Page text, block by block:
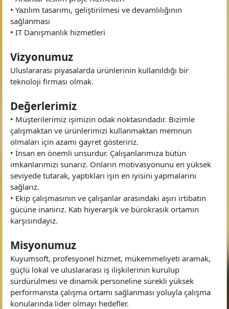
• Yazılım tasarımı, geliştirilmesi ve devamlılığının
sağlanması
• IT Danışmanlık hizmetleri
Vizyonumuz
Uluslararası piyasalarda ürünlerinin kullanıldığı bir
teknoloji firması olmak.
Değerlerimiz
• Müşterilerimiz işimizin odak noktasındadır. Bizimle
çalışmaktan ve ürünlerimizi kullanmaktan memnun
olmaları için azami gayret gösteririz.
• İnsan en önemli unsurdur. Çalışanlarımıza bütün
imkanlarımızı sunarız. Onların motivasyonunu en yüksek
seviyede tutarak, yaptıkları işin en iyisini yapmalarını
sağlarız.
• Ekip çalışmasının ve çalışanlar arasındaki aşırı irtibatın
gücüne inanırız. Katı hiyerarşik ve bürokrasik ortamın
karşısındayız.
Misyonumuz
Kuyumsoft, profesyonel hizmet, mükemmeliyeti aramak,
güçlü lokal ve uluslararası iş ilişkilerinin kurulup
sürdürülmesi ve dinamik personeline sürekli yüksek
performansta çalışma ortamı sağlanması yoluyla çalışma
konularında lider olmayı hedefler.